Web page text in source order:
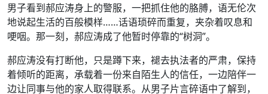
男子看到郝应涛身上的警服，一把抓住他的胳膊，语无伦次
地说起生活的百般模样……话语琐碎而重复，夹杂着叹息和
哽咽。那一刻，郝应涛成了他暂时停靠的“树洞”。
郝应涛没有打断他，只是蹲下来，褪去执法者的严肃，保持
着倾听的距离，承载着一份来自陌生人的信任，一边陪伴一
边让同事与他的家人取得联系。从男子片言碎语中了解到，